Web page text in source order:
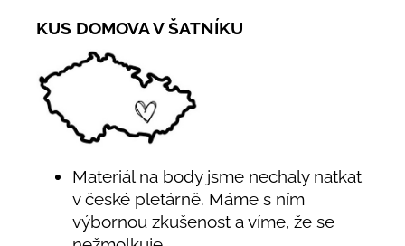
KUS DOMOVA V ŠATNÍKU
Materiál na body jsme nechaly natkat
v české pletárně. Máme s ním
výbornou zkušenost a víme, že se